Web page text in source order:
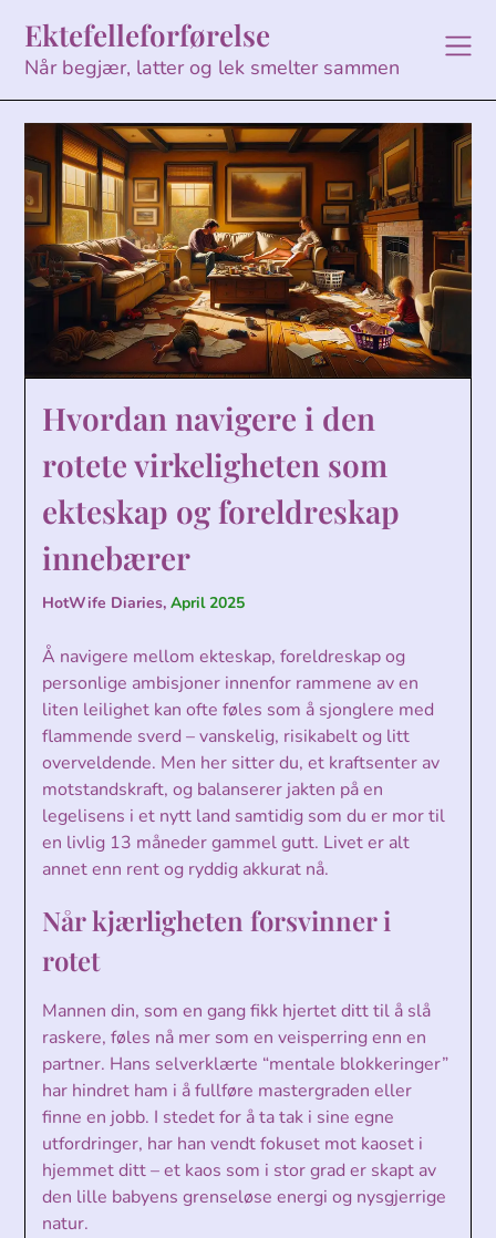
content
Ektefelleforførelse
Når begjær, latter og lek smelter sammen
Hvordan navigere i den
rotete virkeligheten som
ekteskap og foreldreskap
innebærer
HotWife Diaries,April 2025
Å navigere mellom ekteskap, foreldreskap og
personlige ambisjoner innenfor rammene av en
liten leilighet kan ofte føles som å sjonglere med
flammende sverd – vanskelig, risikabelt og litt
overveldende. Men her sitter du, et kraftsenter av
motstandskraft, og balanserer jakten på en
legelisens i et nytt land samtidig som du er mor til
en livlig 13 måneder gammel gutt. Livet er alt
annet enn rent og ryddig akkurat nå.
Når kjærligheten forsvinner i
rotet
Mannen din, som en gang fikk hjertet ditt til å slå
raskere, føles nå mer som en veisperring enn en
partner. Hans selverklærte “mentale blokkeringer”
har hindret ham i å fullføre mastergraden eller
finne en jobb. I stedet for å ta tak i sine egne
utfordringer, har han vendt fokuset mot kaoset i
hjemmet ditt – et kaos som i stor grad er skapt av
den lille babyens grenseløse energi og nysgjerrige
natur.